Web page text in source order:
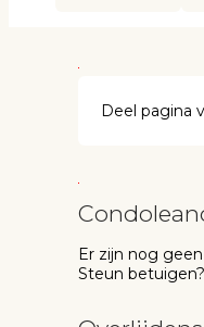
Deel pagina
Er zijn nog geen
Steun betuigen